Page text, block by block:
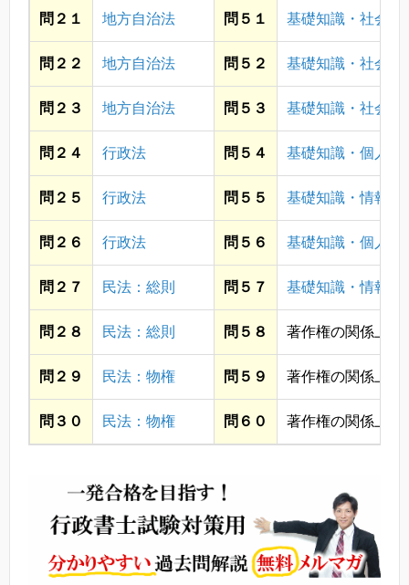
問２１ 地方自治法 問５１ 基礎知識・社会
問２２ 地方自治法 問５２ 基礎知識・社会
問２３ 地方自治法 問５３ 基礎知識・社会
問２４ 行政法 問５４ 基礎知識・個人情
問２５ 行政法 問５５ 基礎知識・情報通
問２６ 行政法 問５６ 基礎知識・個人情
問２７ 民法：総則 問５７ 基礎知識・情報通
問２８ 民法：総則 問５８ 著作権の関係上省
問２９ 民法：物権 問５９ 著作権の関係上省
問３０ 民法：物権 問６０ 著作権の関係上省